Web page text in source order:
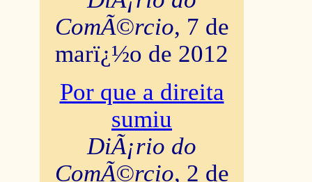
ComÃ©rcio, 7 de
marï¿½o de 2012
Por que a direita
sumiu
DiÃ¡rio do
ComÃ©rcio, 2 de